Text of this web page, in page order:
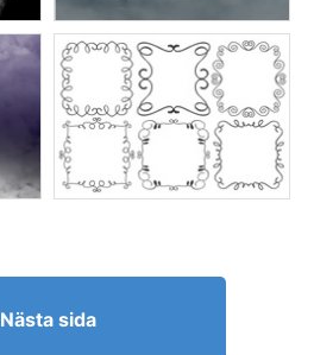
Nästa sida